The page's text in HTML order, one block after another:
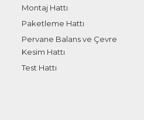
Montaj Hattı
Paketleme Hattı
Pervane Balans ve Çevre
Kesim Hattı
Test Hattı